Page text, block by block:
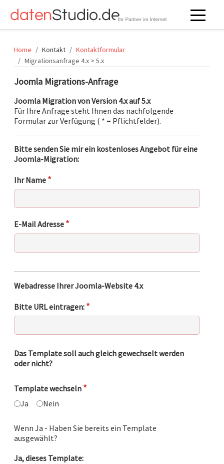
Off-
Home Kontakt
Kontaktformular
Migrationsanfrage 4.x > 5.x
Joomla Migrations-Anfrage
Joomla Migration von Version 4.x auf 5.x
Für Ihre Anfrage steht Ihnen das nachfolgende
Formular zur Verfügung ( * = Pflichtfelder).
Bitte senden Sie mir ein kostenloses Angebot für eine
Joomla-Migration:
Ihr Name *
E-Mail Adresse *
Webadresse Ihrer Joomla-Website 4.x
Bitte URL eintragen: *
Das Template soll auch gleich gewechselt werden
oder nicht?
Template wechseln *
Ja Nein
Wenn Ja - Haben Sie bereits ein Template
ausgewählt?
Ja, dieses Template: